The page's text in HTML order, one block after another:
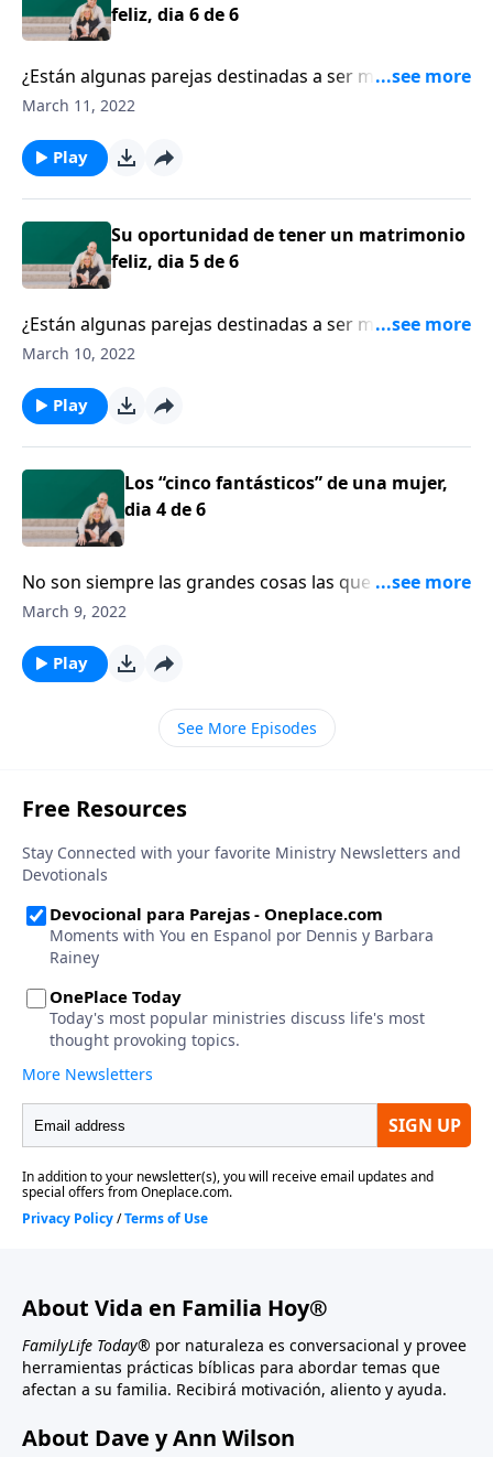
detrás de estos nombres.
feliz, dia 6 de 6
¿Están algunas parejas destinadas a ser más felices
que otras? La escritora Shaunti Feldhahn asegura
especialmente cuando entran al pacto matrimonial
con todo el corazón, decididas a permanecer
March 11, 2022
Play
Su oportunidad de tener un matrimonio
feliz, dia 5 de 6
¿Están algunas parejas destinadas a ser más felices
que otras? La escritora Shaunti Feldhahn asegura
especialmente cuando entran al pacto matrimonial
con todo el corazón, decididas a permanecer
March 10, 2022
Play
Los “cinco fantásticos” de una mujer,
dia 4 de 6
No son siempre las grandes cosas las que componen
un buen matrimonio. Las cosas pequeñas tienen un
que, a lo mejor, deberíamos empezar a hacerlas.
March 9, 2022
Play
See More Episodes
About Vida en Familia Hoy®
FamilyLife Today® por naturaleza es conversacional y provee
herramientas prácticas bíblicas para abordar temas que
afectan a su familia. Recibirá motivación, aliento y ayuda.
About Dave y Ann Wilson